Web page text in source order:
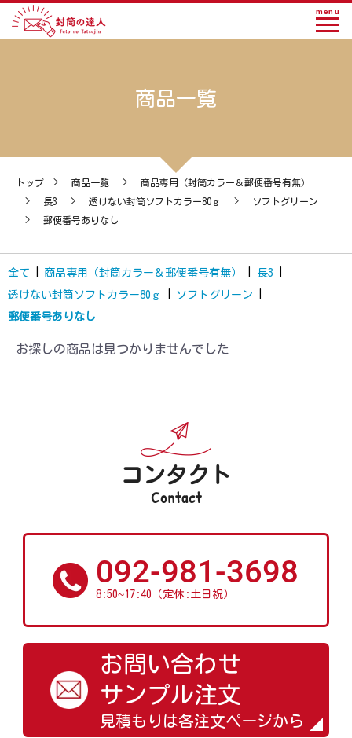
menu
商品一覧
トップ > 商品一覧 >
商品専用（封筒カラー＆郵便番号有無）
>
長3 > 透けない封筒ソフトカラー80ｇ >
ソフトグリーン
>
郵便番号ありなし
全て 商品専用（封筒カラー＆郵便番号有無） 長3
透けない封筒ソフトカラー80ｇ
ソフトグリーン
郵便番号ありなし
お探しの商品は見つかりませんでした
コンタクト
Contact
092-981-3698
8:50~17:40（定休:土日祝）
お問い合わせ
サンプル注文
見積もりは各注文ページから